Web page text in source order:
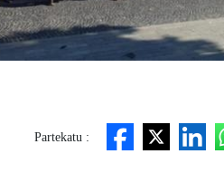
Partekatu :